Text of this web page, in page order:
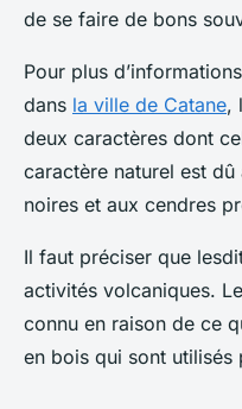
de se faire de bons
Pour plus
dans la ville de Catane,
deux caractères dont
caractère naturel est
noires et aux cendres
Il faut préciser que
activités volcaniques.
connu en raison de ce
en bois qui sont utilisés